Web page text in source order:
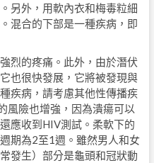
另外，用軟內衣和梅毒粒細
混合的下部是一種疾病，即
烈的疼痛。此外，由於潛伏
也很快發展，它將被發現與
疾病，請考慮其他性傳播疾
風險也增強，因為潰瘍可以
應收到HIV測試。柔軟下的
期為2至1週。雖然男人和女
發生）部分是龜頭和冠狀動